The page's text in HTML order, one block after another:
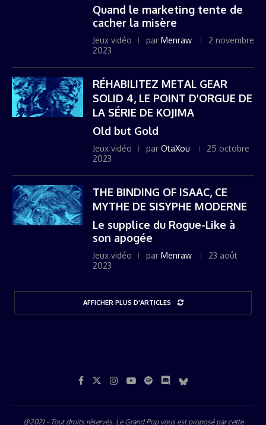
Quand le marketing tente de
cacher la misère
Jeux vidéo par Menraw
2 novembre
2023
RÉHABILITEZ METAL GEAR
SOLID 4, LE POINT D'ORGUE DE
LA SÉRIE DE KOJIMA
Old but Gold
Jeux vidéo par OtaXou
25 octobre
2023
THE BINDING OF ISAAC, CE
MYTHE DE SISYPHE MODERNE
Le supplice du Rogue-Like à
son apogée
Jeux vidéo par Menraw
23 août
2023
AFFICHER PLUS D'ARTICLES
@2021 - Tout droits réservés. Le Grand Pop vous est proposé parcette